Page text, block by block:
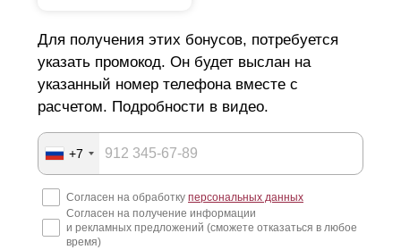
Для получения этих бонусов, потребуется
указать промокод. Он будет выслан на
указанный номер телефона вместе с
расчетом. Подробности в видео.
+7
Согласен на обработку персональных данных
Согласен на получение информации
и рекламных предложений (сможете отказаться в любое
время)